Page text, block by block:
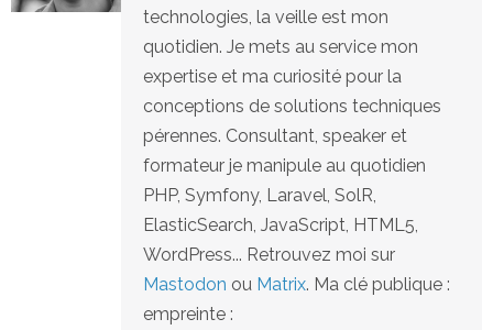
technologies, la veille est mon
quotidien. Je mets au service mon
expertise et ma curiosité pour la
conceptions de solutions techniques
pérennes. Consultant, speaker et
formateur je manipule au quotidien
PHP, Symfony, Laravel, SolR,
ElasticSearch, JavaScript, HTML5,
WordPress... Retrouvez moi sur
Mastodon ou Matrix. Ma clé publique :
empreinte :